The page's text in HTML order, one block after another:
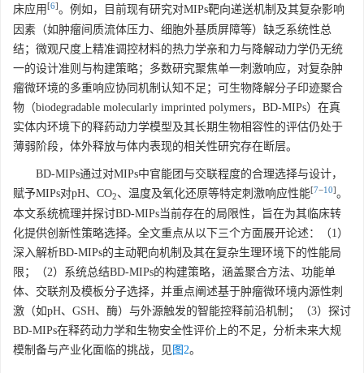
床应用 [6]。例如，目前现有研究对MIPs靶向递送机制及其复杂影响
因素（如肿瘤间质流体压力、细胞外基质屏障等）缺乏系统性总
结；微观尺度上精准调控材料的热力学亲和力与降解动力学仍无统
一的设计准则与构建策略；多数研究聚焦单一刺激响应，对复杂肿
瘤微环境的多重响应协同机制认知不足；可生物降解分子印迹聚合
物（biodegradable molecularly imprinted polymers，BD-MIPs）在真
实体内环境下的释药动力学模型及其长期生物相容性的评估仍处于
薄弱阶段，体外释放与体内表现的相关性研究存在断层。
BD-MIPs通过对MIPs中官能团与交联程度的合理选择与设计，
赋予MIPs对pH、CO2、温度及氧化还原等特定刺激响应性能[7−10]。
本文系统梳理并探讨BD-MIPs当前存在的局限性，旨在为其临床转
化提供创新性策略选择。全文重点从以下三个方面展开论述：（1）
深入解析BD-MIPs的主动靶向机制及其在复杂生理环境下的性能局
限；（2）系统总结BD-MIPs的构建策略，涵盖聚合方法、功能单
体、交联剂及模板分子选择，并重点阐述基于肿瘤微环境内源性刺
激（如pH、GSH、酶）与外源触发的智能控释前沿机制；（3）探讨
BD-MIPs在释药动力学和生物安全性评价上的不足，分析未来大规
模制备与产业化面临的挑战，见图2。